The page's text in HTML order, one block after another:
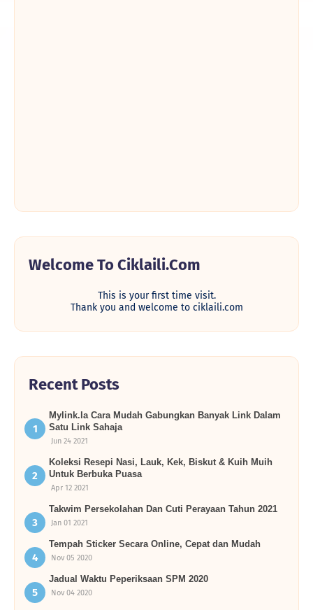
Welcome To Ciklaili.com
This is your first time visit.
Thank you and welcome to ciklaili.com
Recent Posts
Mylink.la Cara Mudah Gabungkan Banyak Link Dalam
Satu Link Sahaja
Jun 24 2021
Koleksi Resepi Nasi, Lauk, Kek, Biskut & Kuih Muih
Untuk Berbuka Puasa
Apr 12 2021
Takwim Persekolahan Dan Cuti Perayaan Tahun 2021
Jan 01 2021
Tempah Sticker Secara Online, Cepat dan Mudah
Nov 05 2020
Jadual Waktu Peperiksaan SPM 2020
Nov 04 2020